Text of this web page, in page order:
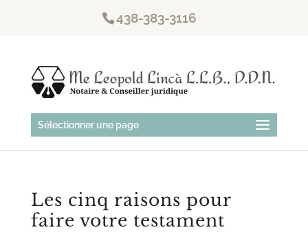
438-383-3116
Sélectionner une page
Les cinq raisons pour
faire votre testament